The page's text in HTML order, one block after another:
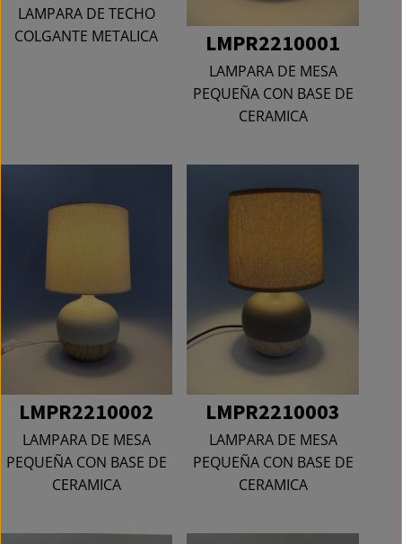
LAMPARA DE TECHO
COLGANTE METALICA
LMPR2210001
LAMPARA DE MESA
PEQUEÑA CON BASE DE
CERAMICA
LMPR2210002
LAMPARA DE MESA
PEQUEÑA CON BASE DE
CERAMICA
LMPR2210003
LAMPARA DE MESA
PEQUEÑA CON BASE DE
CERAMICA